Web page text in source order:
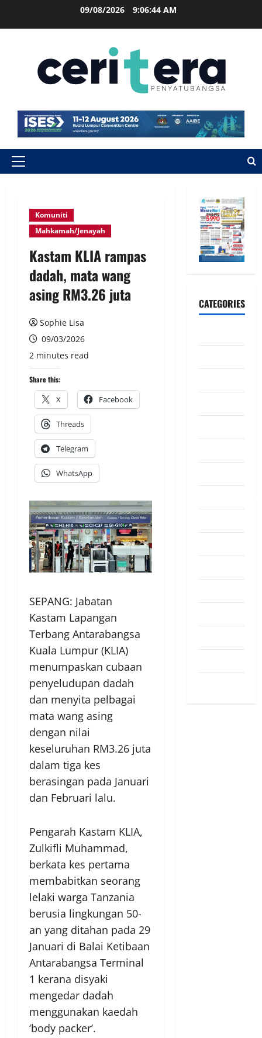
09/08/2026 9:06:44 AM
Komuniti
Mahkamah/Jenayah
Kastam KLIA rampas
dadah, mata wang
asing RM3.26 juta
Sophie Lisa
09/03/2026
2 minutes read
Share this:
X Facebook
Threads
Telegram
WhatsApp
SEPANG: Jabatan
Kastam Lapangan
Terbang Antarabangsa
Kuala Lumpur (KLIA)
menumpaskan cubaan
penyeludupan dadah
dan menyita pelbagai
mata wang asing
dengan nilai
keseluruhan RM3.26 juta
dalam tiga kes
berasingan pada Januari
dan Februari lalu.
Pengarah Kastam KLIA,
Zulkifli Muhammad,
berkata kes pertama
membabitkan seorang
lelaki warga Tanzania
berusia lingkungan 50-
an yang ditahan pada 29
Januari di Balai Ketibaan
Antarabangsa Terminal
1 kerana disyaki
mengedar dadah
menggunakan kaedah
‘body packer’.
CATEGORIES